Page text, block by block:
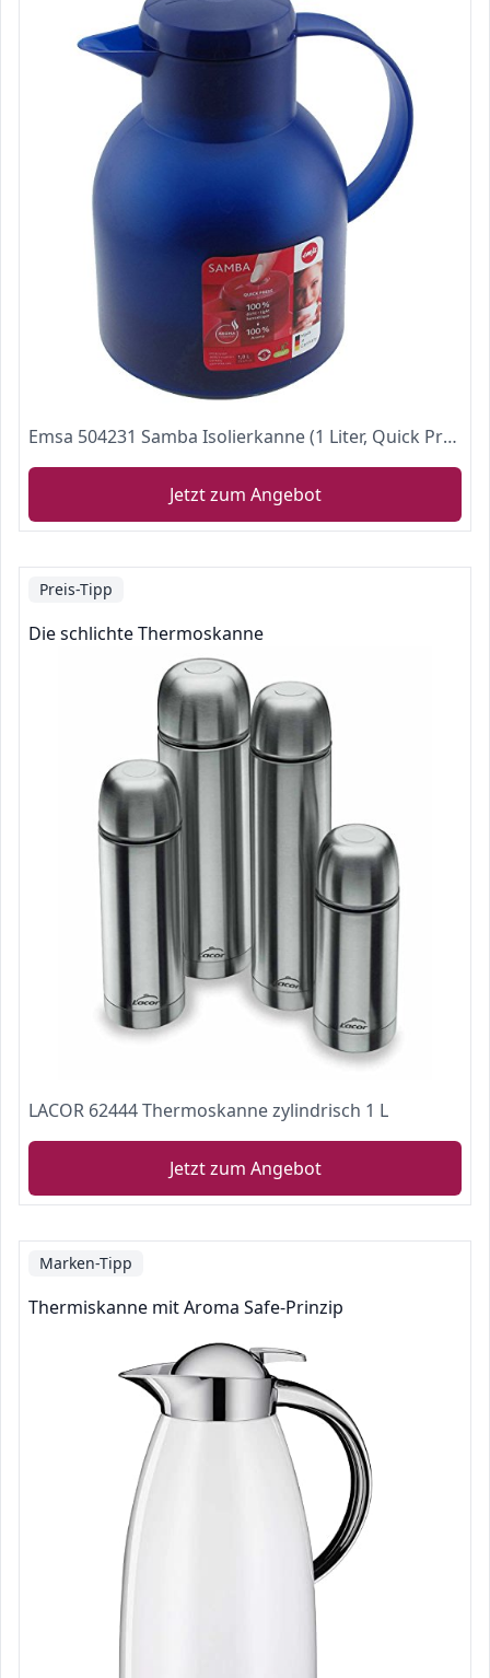
Emsa 504231 Samba Isolierkanne (1 Liter, Quick Press Verschluss, 12h heiß, 24h kalt) blau transluzent
Jetzt zum Angebot
Preis-Tipp
Die schlichte Thermoskanne
LACOR 62444 Thermoskanne zylindrisch 1 L
Jetzt zum Angebot
Marken-Tipp
Thermiskanne mit Aroma Safe-Prinzip